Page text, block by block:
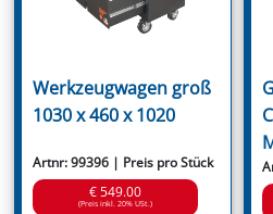
Werkzeugwagen groß
1030 x 460 x 1020
Artnr: 99396 | Preis pro Stück
€ 549.00
(Preis inkl. 20% USt.)